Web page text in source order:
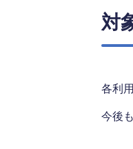
対
各利
今後